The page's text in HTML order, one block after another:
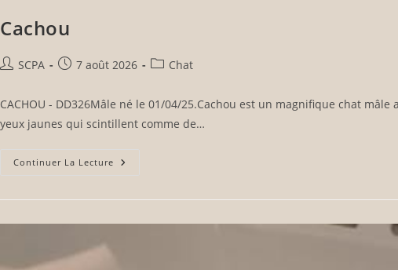
Cachou
SCPA 7 août 2026 Chat
CACHOU - DD326Mâle né le 01/04/25.Cachou est un magnifique chat
yeux jaunes qui scintillent comme de…
Continuer La Lecture